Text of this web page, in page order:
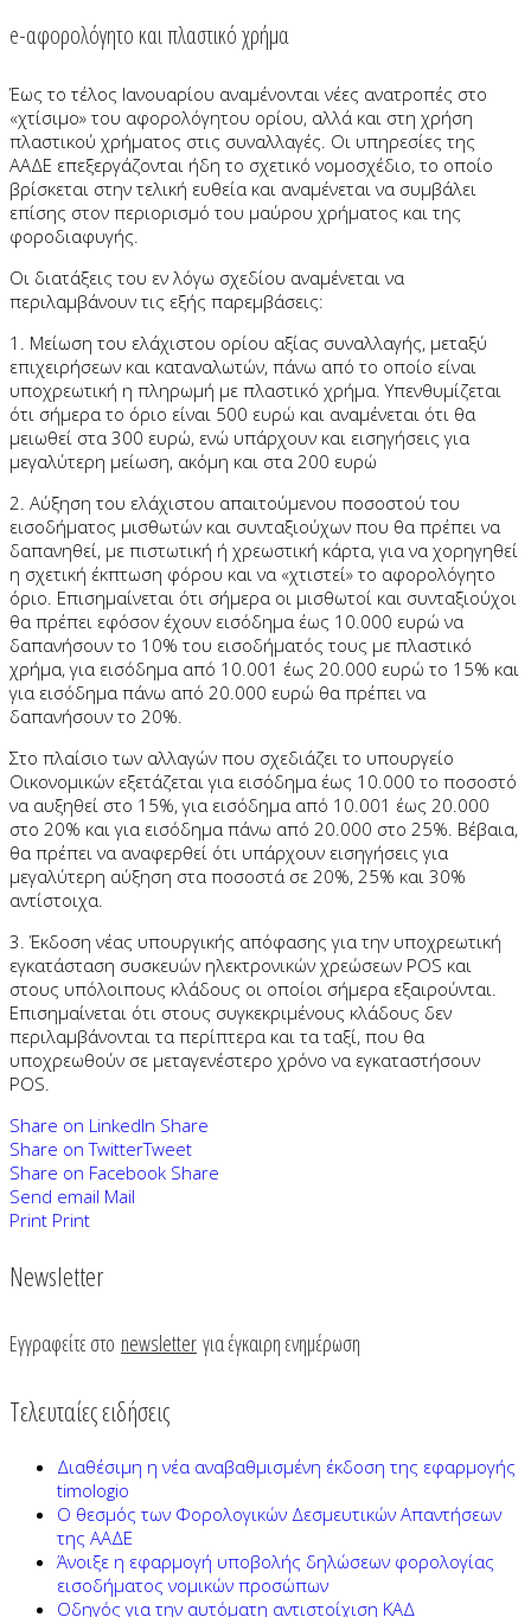
e-αφορολόγητο και πλαστικό χρήμα
Έως το τέλος Ιανουαρίου αναμένονται νέες ανατροπές στο
«χτίσιμο» του αφορολόγητου ορίου, αλλά και στη χρήση
πλαστικού χρήματος στις συναλλαγές. Οι υπηρεσίες της
ΑΑΔΕ επεξεργάζονται ήδη το σχετικό νομοσχέδιο, το οποίο
βρίσκεται στην τελική ευθεία και αναμένεται να συμβάλει
επίσης στον περιορισμό του μαύρου χρήματος και της
φοροδιαφυγής.
Οι διατάξεις του εν λόγω σχεδίου αναμένεται να
περιλαμβάνουν τις εξής παρεμβάσεις:
1. Μείωση του ελάχιστου ορίου αξίας συναλλαγής, μεταξύ
επιχειρήσεων και καταναλωτών, πάνω από το οποίο είναι
υποχρεωτική η πληρωμή με πλαστικό χρήμα. Υπενθυμίζεται
ότι σήμερα το όριο είναι 500 ευρώ και αναμένεται ότι θα
μειωθεί στα 300 ευρώ, ενώ υπάρχουν και εισηγήσεις για
μεγαλύτερη μείωση, ακόμη και στα 200 ευρώ
2. Αύξηση του ελάχιστου απαιτούμενου ποσοστού του
εισοδήματος μισθωτών και συνταξιούχων που θα πρέπει να
δαπανηθεί, με πιστωτική ή χρεωστική κάρτα, για να χορηγηθεί
η σχετική έκπτωση φόρου και να «χτιστεί» το αφορολόγητο
όριο. Επισημαίνεται ότι σήμερα οι μισθωτοί και συνταξιούχοι
θα πρέπει εφόσον έχουν εισόδημα έως 10.000 ευρώ να
δαπανήσουν το 10% του εισοδήματός τους με πλαστικό
χρήμα, για εισόδημα από 10.001 έως 20.000 ευρώ το 15% και
για εισόδημα πάνω από 20.000 ευρώ θα πρέπει να
δαπανήσουν το 20%.
Στο πλαίσιο των αλλαγών που σχεδιάζει το υπουργείο
Οικονομικών εξετάζεται για εισόδημα έως 10.000 το ποσοστό
να αυξηθεί στο 15%, για εισόδημα από 10.001 έως 20.000
στο 20% και για εισόδημα πάνω από 20.000 στο 25%. Βέβαια,
θα πρέπει να αναφερθεί ότι υπάρχουν εισηγήσεις για
μεγαλύτερη αύξηση στα ποσοστά σε 20%, 25% και 30%
αντίστοιχα.
3. Έκδοση νέας υπουργικής απόφασης για την υποχρεωτική
εγκατάσταση συσκευών ηλεκτρονικών χρεώσεων POS και
στους υπόλοιπους κλάδους οι οποίοι σήμερα εξαιρούνται.
Επισημαίνεται ότι στους συγκεκριμένους κλάδους δεν
περιλαμβάνονται τα περίπτερα και τα ταξί, που θα
υποχρεωθούν σε μεταγενέστερο χρόνο να εγκαταστήσουν
POS.
Share on LinkedIn Share
Share on TwitterTweet
Share on Facebook Share
Send email Mail
Print Print
Newsletter
Εγγραφείτε στο newsletter για έγκαιρη ενημέρωση
Τελευταίες ειδήσεις
Διαθέσιμη η νέα αναβαθμισμένη έκδοση της εφαρμογής
timologio
Ο θεσμός των Φορολογικών Δεσμευτικών Απαντήσεων
της ΑΑΔΕ
Άνοιξε η εφαρμογή υποβολής δηλώσεων φορολογίας
εισοδήματος νομικών προσώπων
Οδηγός για την αυτόματη αντιστοίχιση ΚΑΔ